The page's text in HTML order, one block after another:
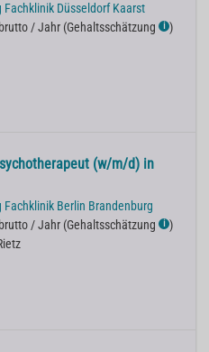
Fachklinik Düsseldorf Kaarst
/ Jahr (Gehaltsschätzung ℹ )
(w/m/d) in
Fachklinik Berlin Brandenburg
/ Jahr (Gehaltsschätzung ℹ )